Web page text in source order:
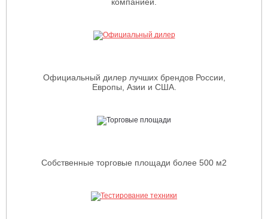
Официальный дилер лучших брендов России,
Европы, Азии и США.
Собственные торговые площади более 500 м2